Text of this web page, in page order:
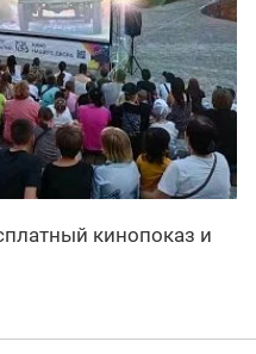
кинопоказ и